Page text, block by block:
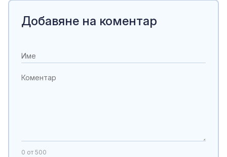
Добавяне на коментар
0 от 500